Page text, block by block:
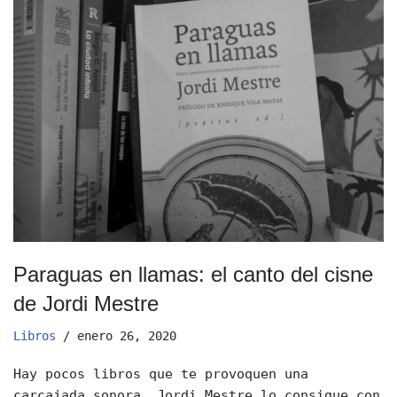
Paraguas en llamas: el canto del cisne
de Jordi Mestre
Libros enero 26, 2020
Hay pocos libros que te provoquen una